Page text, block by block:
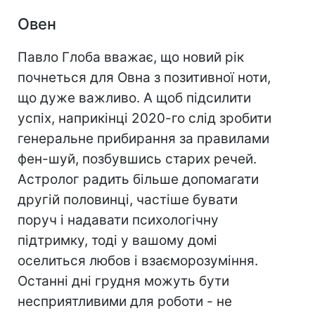
Овен
Павло Глоба вважає, що новий рік
почнеться для Овна з позитивної ноти,
що дуже важливо. А щоб підсилити
успіх, наприкінці 2020-го слід зробити
генеральне прибирання за правилами
фен-шуй, позбувшись старих речей.
Астролог радить більше допомагати
другій половинці, частіше бувати
поруч і надавати психологічну
підтримку, тоді у вашому домі
оселиться любов і взаєморозуміння.
Останні дні грудня можуть бути
несприятливими для роботи - не